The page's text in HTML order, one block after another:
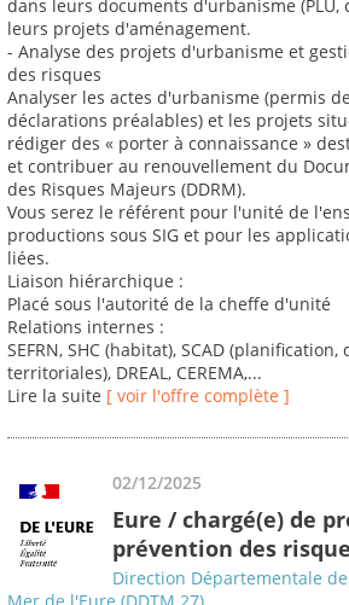
dans leurs documents d'urbanisme (PLU,
leurs projets d'aménagement.
- Analyse des projets d'urbanisme et
des risques
Analyser les actes d'urbanisme (permis
déclarations préalables) et les projets
rédiger des « porter à connaissance »
et contribuer au renouvellement du
des Risques Majeurs (DDRM).
Vous serez le référent pour l'unité de
productions sous SIG et pour les
liées.
Liaison hiérarchique :
Placé sous l'autorité de la cheffe d'unité
Relations internes :
SEFRN, SHC (habitat), SCAD (planification,
territoriales), DREAL, CEREMA,...
Lire la suite [ voir l'offre complète ]
02/12/2025
Eure / chargé(e) de
prévention des
Direction Départementale